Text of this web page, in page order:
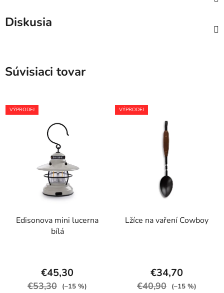
Diskusia
Súvisiaci tovar
VÝPRODEJ
Edisonova mini lucerna
bílá
€45,30
€53,30 (–15 %)
VÝPRODEJ
Lžíce na vaření Cowboy
€34,70
€40,90 (–15 %)